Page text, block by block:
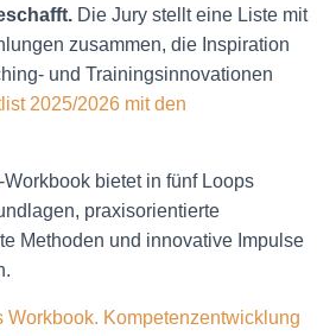
Die Jury stellt eine Liste mit
zusammen, die Inspiration
und Trainingsinnovationen
2025/2026 mit den
bietet in fünf Loops
praxisorientierte
Methoden und innovative Impulse
Workbook. Kompetenzentwicklung